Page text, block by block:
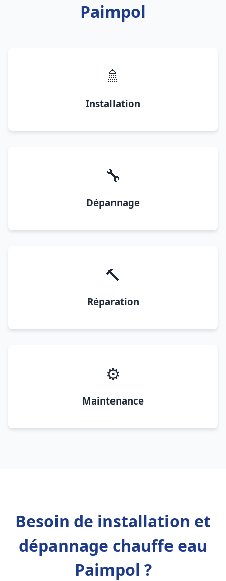
Paimpol
🚿
Installation
🔧
Dépannage
🔨
Réparation
⚙️
Maintenance
Besoin de installation et
dépannage chauffe eau
Paimpol ?